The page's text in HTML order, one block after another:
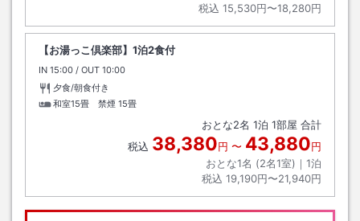
税込 15,530円〜18,280円
【お湯っこ倶楽部】1泊2食付
IN チェックイン
15:00 / OUT チェックアウト
10:00
夕食/朝食付き
和室15畳 禁煙 15畳
おとな2名 1泊 1部屋 合計
税込 38,380円 〜 43,880円
おとな1名 (2名1室)｜ 1泊
税込 19,190円〜21,940円